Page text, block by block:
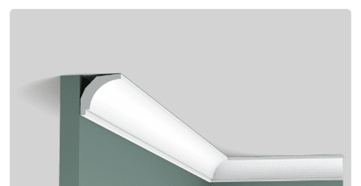
Кровельные материалы